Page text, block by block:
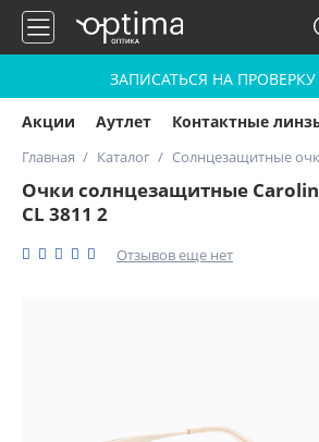
ЗАПИСАТЬСЯ НА
Акции Аутлет Контактные
Главная Каталог Солнцезащитные
Очки солнцезащитные
CL 3811 2
Отзывов еще нет